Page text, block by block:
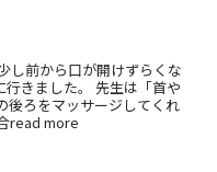
し前から口が開けずらくな
きました。 先生は「首や
後ろをマッサージしてくれ
read more